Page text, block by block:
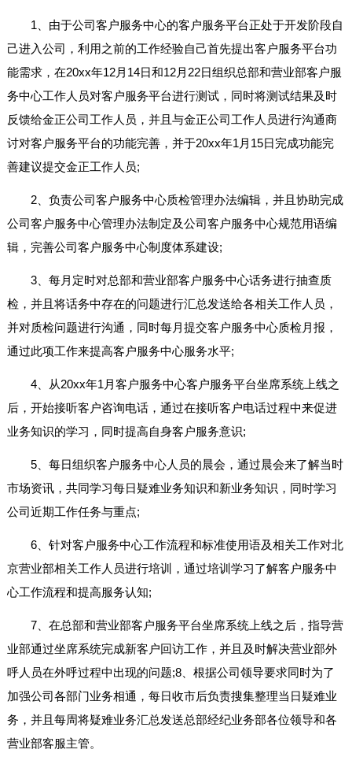
1、由于公司客户服务中心的客户服务平台正处于开发阶段自
己进入公司，利用之前的工作经验自己首先提出客户服务平台功
能需求，在20xx年12月14日和12月22日组织总部和营业部客户服
务中心工作人员对客户服务平台进行测试，同时将测试结果及时
反馈给金正公司工作人员，并且与金正公司工作人员进行沟通商
讨对客户服务平台的功能完善，并于20xx年1月15日完成功能完
善建议提交金正工作人员;
2、负责公司客户服务中心质检管理办法编辑，并且协助完成
公司客户服务中心管理办法制定及公司客户服务中心规范用语编
辑，完善公司客户服务中心制度体系建设;
3、每月定时对总部和营业部客户服务中心话务进行抽查质
检，并且将话务中存在的问题进行汇总发送给各相关工作人员，
并对质检问题进行沟通，同时每月提交客户服务中心质检月报，
通过此项工作来提高客户服务中心服务水平;
4、从20xx年1月客户服务中心客户服务平台坐席系统上线之
后，开始接听客户咨询电话，通过在接听客户电话过程中来促进
业务知识的学习，同时提高自身客户服务意识;
5、每日组织客户服务中心人员的晨会，通过晨会来了解当时
市场资讯，共同学习每日疑难业务知识和新业务知识，同时学习
公司近期工作任务与重点;
6、针对客户服务中心工作流程和标准使用语及相关工作对北
京营业部相关工作人员进行培训，通过培训学习了解客户服务中
心工作流程和提高服务认知;
7、在总部和营业部客户服务平台坐席系统上线之后，指导营
业部通过坐席系统完成新客户回访工作，并且及时解决营业部外
呼人员在外呼过程中出现的问题;8、根据公司领导要求同时为了
加强公司各部门业务相通，每日收市后负责搜集整理当日疑难业
务，并且每周将疑难业务汇总发送总部经纪业务部各位领导和各
营业部客服主管。